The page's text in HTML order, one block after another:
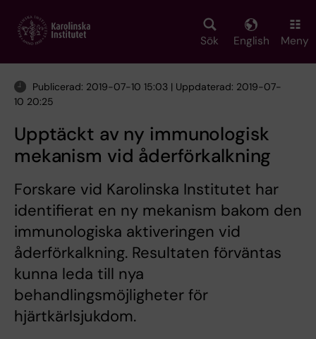
main
Sök English Meny
Publicerad: 2019-07-10 15:03 | Uppdaterad: 2019-07-
10 20:25
Upptäckt av ny immunologisk
mekanism vid åderförkalkning
Forskare vid Karolinska Institutet har
identifierat en ny mekanism bakom den
immunologiska aktiveringen vid
åderförkalkning. Resultaten förväntas
kunna leda till nya
behandlingsmöjligheter för
hjärtkärlsjukdom.